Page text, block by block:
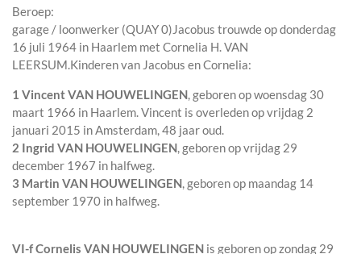
Beroep:
garage / loonwerker (QUAY 0)Jacobus trouwde op donderdag
16 juli 1964 in Haarlem met Cornelia H. VAN
LEERSUM.Kinderen van Jacobus en Cornelia:
1 Vincent VAN HOUWELINGEN, geboren op woensdag 30
maart 1966 in Haarlem. Vincent is overleden op vrijdag 2
januari 2015 inAmsterdam, 48 jaar oud.
2 Ingrid VAN HOUWELINGEN, geboren op vrijdag 29
december 1967 in halfweg.
3 Martin VAN HOUWELINGEN, geboren op maandag 14
september 1970 in halfweg.
VI-fCornelis VAN HOUWELINGEN is geboren op zondag 29